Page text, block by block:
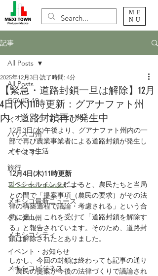
ME
NU
記事
All Posts
COVID-19
レオン・グアナファト州
ハリスコ州
メキシコ生活
旅行
スペシャルインタビュー
メキシコ最新ニュース
ケレタロ州
メキシコシティ
イベント・お知らせ
メキシコビジネス
All Posts
【緊急・道路封鎖一旦は解除】12月
4日(木)11時更新：グアナファト州
内、道路封鎖再び発生中
2025年12月3日 読了時間: 4分
12月3日(水)午後より、グアナファト州内の一
部で再び農業事業者による道路封鎖が発生し
ています。
12月4日(木)11時更新
El Sol de Irapuatoによると、農民たちと当局
との間で「提案事項（農民の要求）がその法
律の構築過程で議論・考慮される」という合
意に達し、これを受けて「道路封鎖を解除す
る」と報告されています。そのため、道路封
鎖は解除されたとありました。
しかし、今回の封鎖は終わっても記事の通り
「農民の提案が今後の法律づくりで議論され